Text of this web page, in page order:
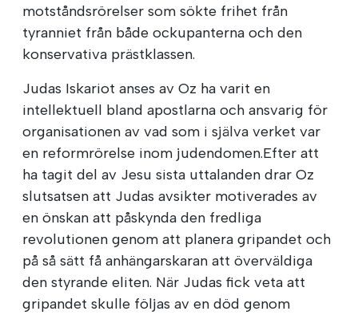
motståndsrörelser som sökte frihet från
tyranniet från både ockupanterna och den
konservativa prästklassen.
Judas Iskariot anses av Oz ha varit en
intellektuell bland apostlarna och ansvarig för
organisationen av vad som i själva verket var
en reformrörelse inom judendomen.Efter att
ha tagit del av Jesu sista uttalanden drar Oz
slutsatsen att Judas avsikter motiverades av
en önskan att påskynda den fredliga
revolutionen genom att planera gripandet och
på så sätt få anhängarskaran att överväldiga
den styrande eliten. När Judas fick veta att
gripandet skulle följas av en död genom